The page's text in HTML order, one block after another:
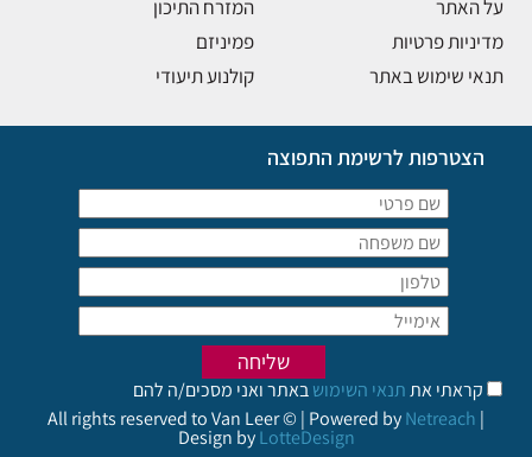
על האתר
מדיניות פרטיות
תנאי שימוש באתר
המזרח התיכון
פמיניזם
קולנוע תיעודי
הצטרפות לרשימת התפוצה
קראתי אתתנאי השימושבאתר ואני מסכים/ה להם
All rights reserved to Van Leer © | Powered byNetreach |
Design byLotteDesign